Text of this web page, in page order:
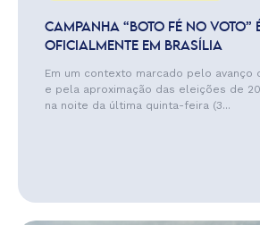
CAMPANHA “BOTO FÉ NO VOTO”
OFICIALMENTE EM BRASÍLIA
Em um contexto marcado pelo avanço
e pela aproximação das eleições de
na noite da última quinta-feira (3...